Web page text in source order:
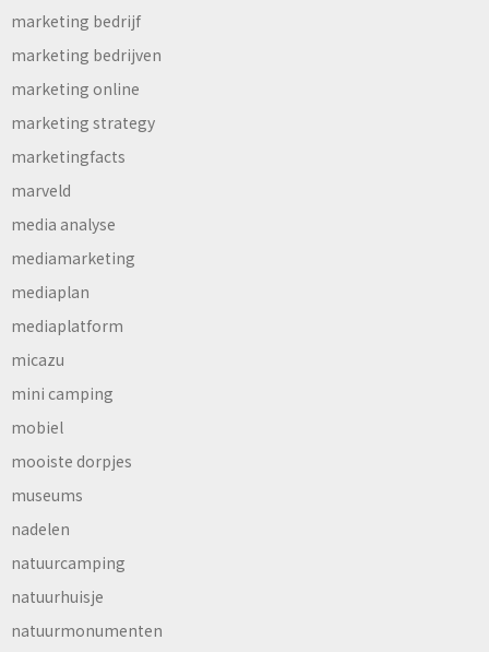
marketing bedrijf
marketing bedrijven
marketing online
marketing strategy
marketingfacts
marveld
media analyse
mediamarketing
mediaplan
mediaplatform
micazu
mini camping
mobiel
mooiste dorpjes
museums
nadelen
natuurcamping
natuurhuisje
natuurmonumenten